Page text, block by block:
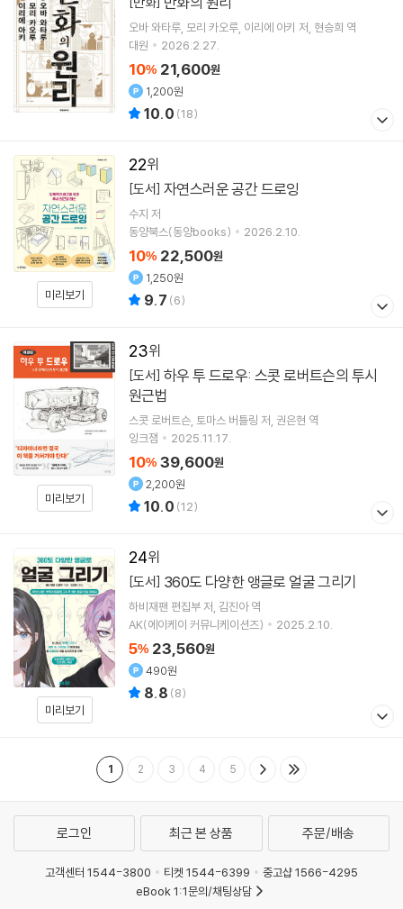
오바 와타루 모리 카오루 이리에 아키 저 현승희 역
대원
2026.2.27.
10% 21,600원
1,200원
10.0 (18)
22
미리보기
[도서] 자연스러운 공간 드로잉
수지 저
동양북스(동양books)
2026.2.10.
10% 22,500원
1,250원
9.7 (6)
23
미리보기
[도서]
원근법
스콧 로버트슨 토마스 버틀링 저 권은현 역
잉크잼
2025.11.17.
10% 39,600원
2,200원
10.0 (12)
24
미리보기
[도서] 360도 다양한 앵글로 얼굴 그리기
하비재팬 편집부저 김진아역
AK(에이케이 커뮤니케이션즈)
2025.2.10.
5% 23,560원
490원
8.8 (8)
1 2 3 4 5
로그인 최근 본 상품 주문/배송
고객센터 1544-3800 티켓 1544-6399
중고샵 1566-4295
eBook 1:1문의/채팅상담